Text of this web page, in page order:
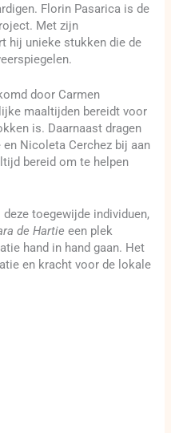
Florin Pasarica is de
Met zijn
hij unieke stukken die de
door Carmen
maaltijden bereidt voor
is. Daarnaast dragen
Nicoleta Cerchez bij aan
bereid om te helpen
toegewijde individuen,
de Hartie een plek
hand in hand gaan. Het
en kracht voor de lokale